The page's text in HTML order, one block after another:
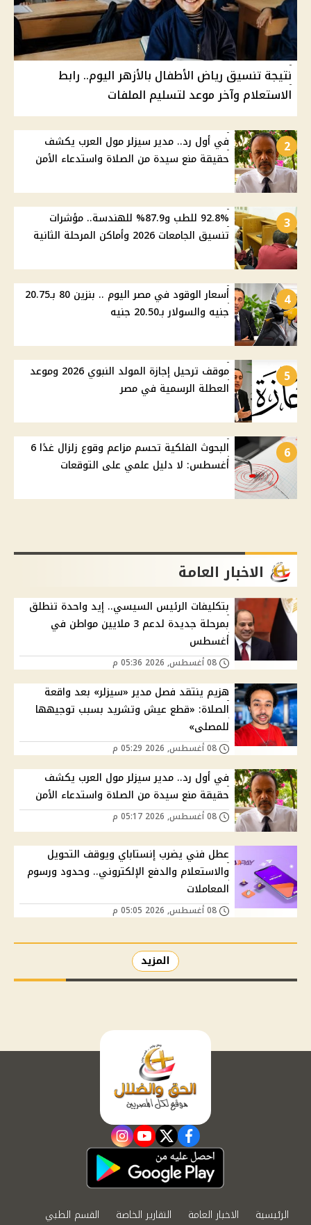
نتيجة تنسيق رياض الأطفال بالأزهر اليوم.. رابط
الاستعلام وآخر موعد لتسليم الملفات
2
في أول رد.. مدير سيزلر مول العرب يكشف
حقيقة منع سيدة من الصلاة واستدعاء الأمن
3
92.8% للطب و87.9% للهندسة.. مؤشرات
تنسيق الجامعات 2026 وأماكن المرحلة الثانية
4
أسعار الوقود في مصر اليوم .. بنزين 80 بـ20.75
جنيه والسولار بـ20.50 جنيه
5
موقف ترحيل إجازة المولد النبوي 2026 وموعد
العطلة الرسمية في مصر
6
البحوث الفلكية تحسم مزاعم وقوع زلزال غدًا 6
أغسطس: لا دليل علمي على التوقعات
الاخبار العامة
بتكليفات الرئيس السيسي.. إيد واحدة تنطلق
بمرحلة جديدة لدعم 3 ملايين مواطن في
أغسطس
هزيم ينتقد فصل مدير «سيزلر» بعد واقعة
الصلاة: «قطع عيش وتشريد بسبب توجيهها
للمصلى»
في أول رد.. مدير سيزلر مول العرب يكشف
حقيقة منع سيدة من الصلاة واستدعاء الأمن
عطل فني يضرب إنستاباي ويوقف التحويل
والاستعلام والدفع الإلكتروني.. وحدود ورسوم
المعاملات
المزيد
facebook
twitter
youtube
instagram
الرئيسية الاخبار العامة التقارير الخاصة القسم الطبي